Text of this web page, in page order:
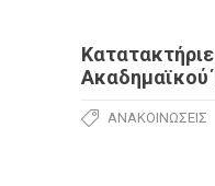
Ακαδημαϊκού
ΑΝΑΚΟΙΝΏΣΕΙΣ